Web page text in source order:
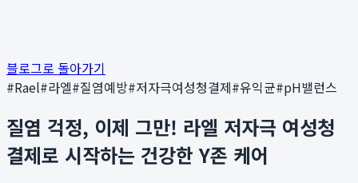
블로그로 돌아가기
#Rael#라엘#질염예방#저자극여성청결제#유익균#pH밸런스
질염 걱정, 이제 그만! 라엘 저자극 여성청
결제로 시작하는 건강한 Y존 케어